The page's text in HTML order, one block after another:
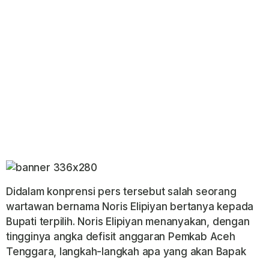
Didalam konprensi pers tersebut salah seorang
wartawan bernama Noris Elipiyan bertanya kepada
Bupati terpilih. Noris Elipiyan menanyakan, dengan
tingginya angka defisit anggaran Pemkab Aceh
Tenggara, langkah-langkah apa yang akan Bapak